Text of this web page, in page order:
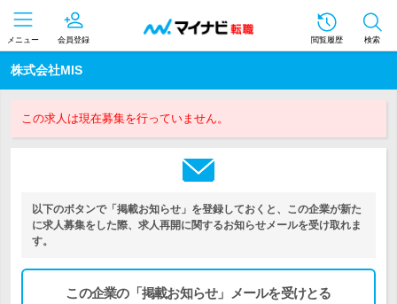
メニュー 会員登録 閲覧履歴 検索
株式会社MIS
この求人は現在募集を行っていません。
以下のボタンで「掲載お知らせ」を登録しておくと、この企業が新た
に求人募集をした際、求人再開に関するお知らせメールを受け取れま
す。
この企業の「掲載お知らせ」メールを受けとる